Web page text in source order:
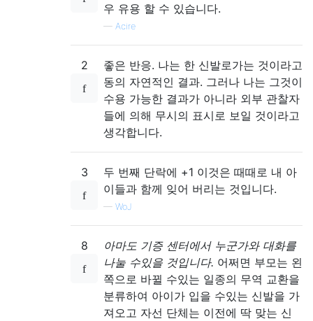
우 유용 할 수 있습니다.
— Acire
2
좋은 반응. 나는 한 신발로가는 것이라고
동의 자연적인 결과. 그러나 나는 그것이
수용 가능한 결과가 아니라 외부 관찰자
들에 의해 무시의 표시로 보일 것이라고
생각합니다.
3
두 번째 단락에 +1 이것은 때때로 내 아
이들과 함께 잊어 버리는 것입니다.
— WoJ
8
아마도 기증 센터에서 누군가와 대화를
나눌 수있을 것입니다. 어쩌면 부모는 왼
쪽으로 바뀔 수있는 일종의 무역 교환을
분류하여 아이가 입을 수있는 신발을 가
져오고 자선 단체는 이전에 딱 맞는 신